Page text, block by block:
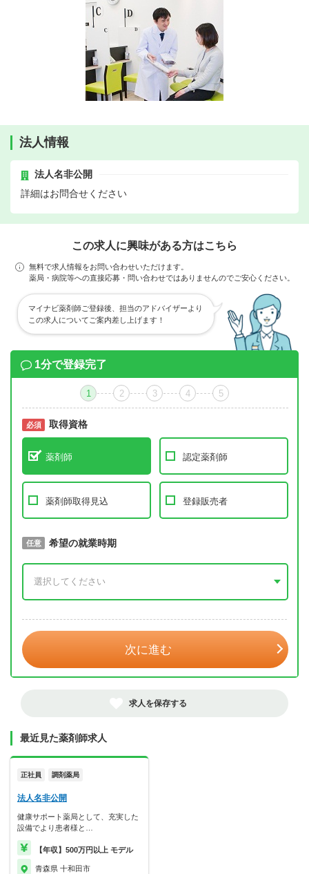
法人情報
法人名非公開
詳細はお問合せください
この求人に興味がある方はこちら
無料で求人情報をお問い合わせいただけます。
薬局・病院等への直接応募・問い合わせではありませんのでご安心ください。
マイナビ薬剤師ご登録後、担当のアドバイザーより
この求人についてご案内差し上げます！
1分で登録完了
1 2 3 4 5
必須 取得資格
薬剤師 認定薬剤師
薬剤師取得見込 登録販売者
必須 取得予定年
任意 希望の就業時期
次に進む
求人を保存する
最近見た薬剤師求人
正社員 調剤薬局
法人名非公開
健康サポート薬局として、充実した
設備でより患者様と…
【年収】500万円以上 モデル
青森県 十和田市